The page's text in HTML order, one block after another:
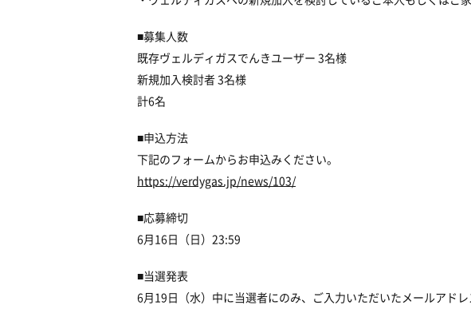
■募集人数
既存ヴェルディガスでんきユーザー 3名様
新規加入検討者 3名様
計6名
■申込方法
下記のフォームからお申込みください。
https://verdygas.jp/news/103/
■応募締切
6月16日（日）23:59
■当選発表
6月19日（水）中に当選者にのみ、ご入力いただいたメールアドレ